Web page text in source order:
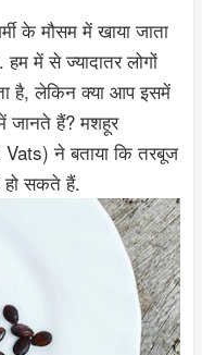
के मौसम में खाया जाता
हम में से ज्यादातर लोगों
है, लेकिन क्या आप इसमें
जानते हैं? मशहूर
Vats) ने बताया कि तरबूज
हो सकते हैं.